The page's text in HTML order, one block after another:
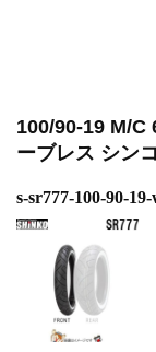
100/90-19 M/C
ーブレス シン
s-sr777-100-90-